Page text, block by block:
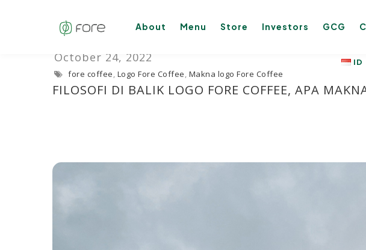
About Menu Store Investors GCG
FILOSOFI DI BALIK LOGO FORE COFFEE, APA
fore coffee, Logo Fore Coffee, Makna logo Fore Coffee